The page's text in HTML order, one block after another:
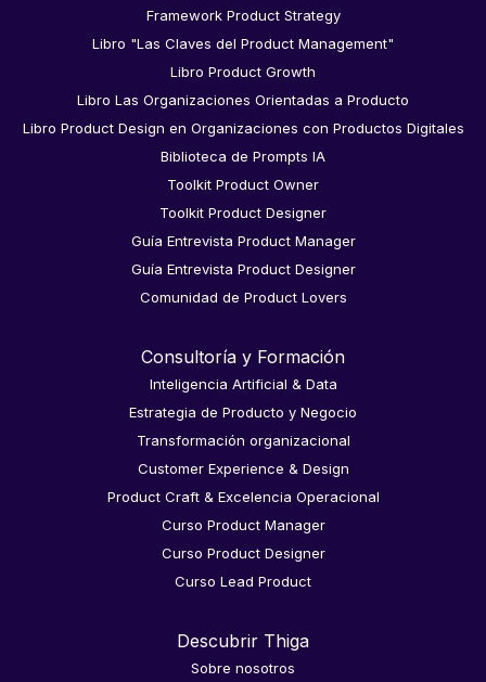
Framework Product Strategy
Libro "Las Claves del Product Management"
Libro Product Growth
Libro Las Organizaciones Orientadas a Producto
Libro Product Design en Organizaciones con Productos Digitales
Biblioteca de Prompts IA
Toolkit Product Owner
Toolkit Product Designer
Guía Entrevista Product Manager
Guía Entrevista Product Designer
Comunidad de Product Lovers
Consultoría y Formación
Inteligencia Artificial & Data
Estrategia de Producto y Negocio
Transformación organizacional
Customer Experience & Design
Product Craft & Excelencia Operacional
Curso Product Manager
Curso Product Designer
Curso Lead Product
Descubrir Thiga
Sobre nosotros